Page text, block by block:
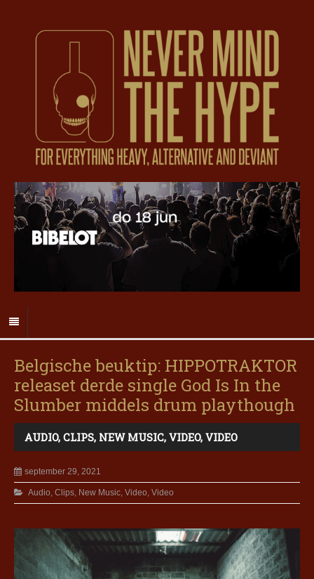
Belgische beuktip: HIPPOTRAKTOR
releaset derde single God Is In the
Slumber middels drum playthough
AUDIO, CLIPS, NEW MUSIC, VIDEO, VIDEO
september 29, 2021
Audio, Clips, New Music, Video, Video